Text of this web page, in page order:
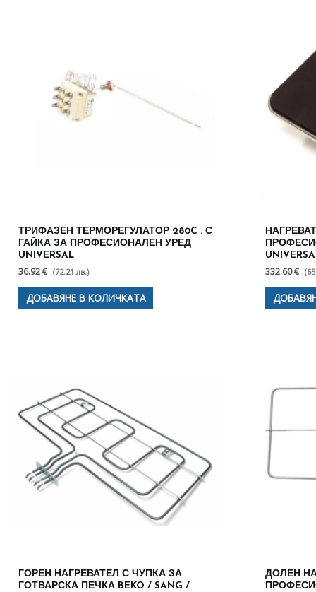
ТРИФАЗЕН ТЕРМОРЕГУЛАТОР 280C . С
ГАЙКА ЗА ПРОФЕСИОНАЛЕН УРЕД
UNIVERSAL
36.92 € (72.21 лв.)
ДОБАВЯНЕ В КОЛИЧКАТА
332.60 €
ГОРЕН НАГРЕВАТЕЛ С ЧУПКА ЗА
ГОТВАРСКА ПЕЧКА BEKO / SANG /
ДОЛЕН